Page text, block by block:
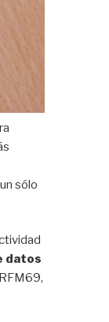
sólo
datos